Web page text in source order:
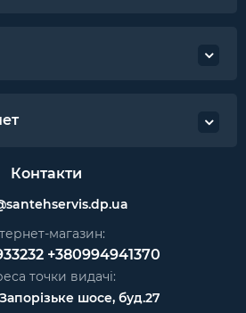
Контакти
магазин:
+380994941370
точки видачі:
шосе, буд.27